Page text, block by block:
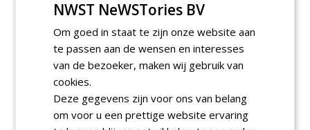
2026: integrale keuzes
centraal in Zaanstad
Lunchwebinar: zo voorkom je
ambities stranden
dinsdag 8 september 2026
NWST NeWSTories BV
Om goed in staat te zijn onze website aan
te passen aan de wensen en interesses
van de bezoeker, maken wij gebruik van
cookies.
Deze gegevens zijn voor ons van belang
om voor u een prettige website ervaring